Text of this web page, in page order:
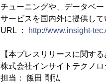
チューニングや、データベ
サービスを国内外に提供して
URL ：
http://www.insight-
【本プレスリリースに関する
株式会社インサイトテクノロ
担当： 飯田 剛弘